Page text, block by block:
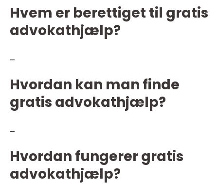
Hvem er berettiget til gratis
advokathjælp?
–
Hvordan kan man finde
gratis advokathjælp?
–
Hvordan fungerer gratis
advokathjælp?